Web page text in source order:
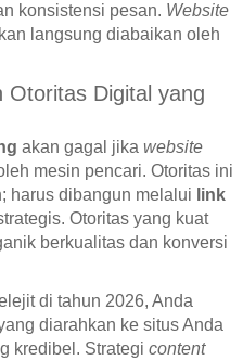
konsistensi pesan. Website
langsung diabaikan oleh
Otoritas Digital yang
akan gagal jika website
mesin pencari. Otoritas ini
harus dibangun melalui link
Otoritas yang kuat
berkualitas dan konversi
di tahun 2026, Anda
diarahkan ke situs Anda
kredibel. Strategi content